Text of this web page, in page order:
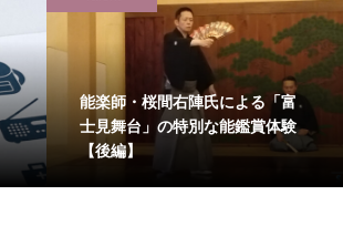
能楽師・桜間右陣氏による「富
士見舞台」の特別な能鑑賞体験
【後編】